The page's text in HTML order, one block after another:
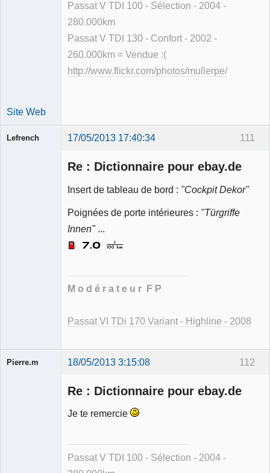
Passat V TDI 100 - Sélection - 2004 -
280.000km
Passat V TDI 130 - Confort - 2002 -
260.000km = Vendue :(
http://www.flickr.com/photos/mullerpe/
Site Web
111
Lefrench 17/05/2013 17:40:34
Re : Dictionnaire pour ebay.de
Insert de tableau de bord : "Cockpit Dekor"
Poignées de porte intérieures : "Türgriffe
Innen"...
M o d é r a t e u r F P
Passat VI TDi 170 Variant - Highline - 2008
112
Pierre.m 18/05/2013 3:15:08
Re : Dictionnaire pour ebay.de
Je te remercie
Passat V TDI 100 - Sélection - 2004 -